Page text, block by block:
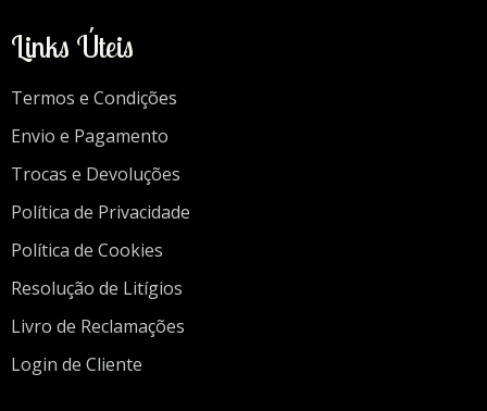
Links Úteis
Termos e Condições
Envio e Pagamento
Trocas e Devoluções
Política de Privacidade
Política de Cookies
Resolução de Litígios
Livro de Reclamações
Login de Cliente